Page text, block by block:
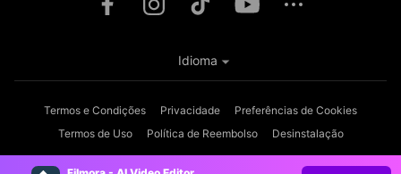
Termos e Condições Privacidade
Preferências de Cookies
Termos de Uso
Política de Reembolso
Desinstalação
Idioma